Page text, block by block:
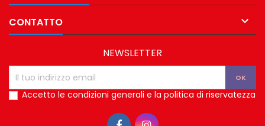
CONTATTO 
NEWSLETTER
Accetto le condizioni generali e la politica di riservatezza